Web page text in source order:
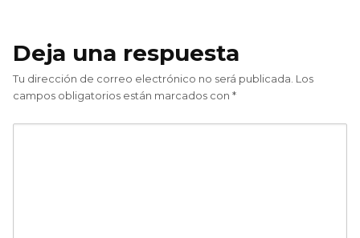
Deja una respuesta
Tu dirección de correo electrónico no será publicada. Los
campos obligatorios están marcados con *